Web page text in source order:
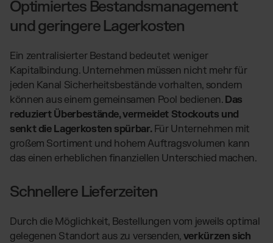
Optimiertes Bestandsmanagement
und geringere Lagerkosten
Ein zentralisierter Bestand bedeutet weniger
Kapitalbindung. Unternehmen müssen nicht mehr für
jeden Kanal Sicherheitsbestände vorhalten, sondern
können aus einem gemeinsamen Pool bedienen. Das
reduziert Überbestände, vermeidet Stockouts und
senkt die Lagerkosten spürbar. Für Unternehmen mit
großem Sortiment und hohem Auftragsvolumen kann
das einen erheblichen finanziellen Unterschied machen.
Schnellere Lieferzeiten
Durch die Möglichkeit, Bestellungen vom jeweils optimal
gelegenen Standort aus zu versenden, verkürzen sich